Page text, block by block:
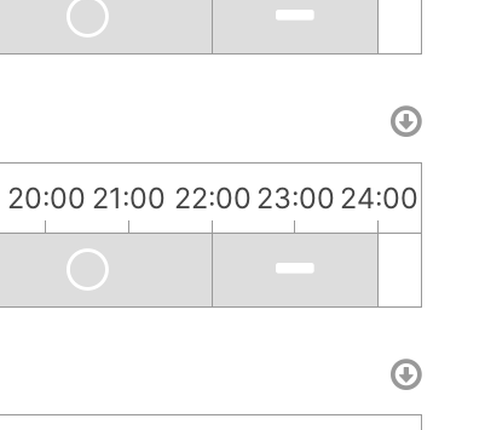
20:00 21:00 22:00 23:00 24:00